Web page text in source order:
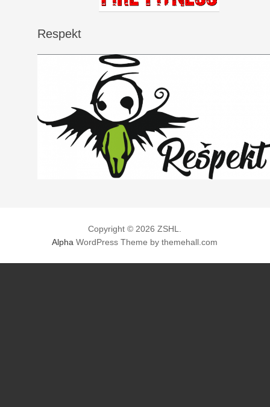
Respekt
Copyright © 2026 ZSHL.
Alpha WordPress Theme by themehall.com